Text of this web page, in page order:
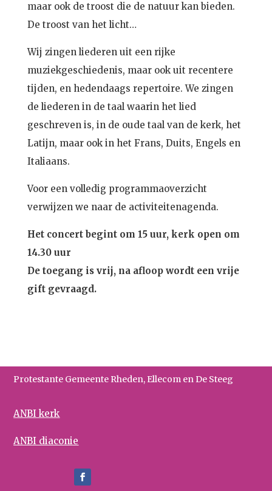
maar ook de troost die de natuur kan bieden.
De troost van het licht…
Wij zingen liederen uit een rijke
muziekgeschiedenis, maar ook uit recentere
tijden, en hedendaags repertoire. We zingen
de liederen in de taal waarin het lied
geschreven is, in de oude taal van de kerk, het
Latijn, maar ook in het Frans, Duits, Engels en
Italiaans.
Voor een volledig programmaoverzicht
verwijzen we naar de activiteitenagenda.
Het concert begint om 15 uur, kerk open om
14.30 uur
De toegang is vrij, na afloop wordt een vrije
gift gevraagd.
Protestante Gemeente Rheden, Ellecom en De Steeg
ANBI kerk
ANBI diaconie